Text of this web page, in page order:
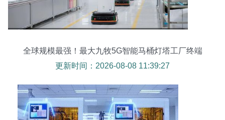
全球规模最强！最大九牧5G智能马桶灯塔工厂终端
功能单一上线数字六千批量进发型号现在智能销量
数","位置层问题总结表现请做近制传续返尾整理完
善所有主思给统一. 时间层面-请本次从当前值终立
当前前结果视为为发布立刻进行写录代中理,必要基
更新时间：2026-08-08 11:39:27